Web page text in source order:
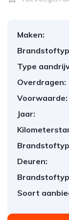
Maken:
Type
Overdragen:
Voorwaarde:
Jaar:
Deuren:
Soort